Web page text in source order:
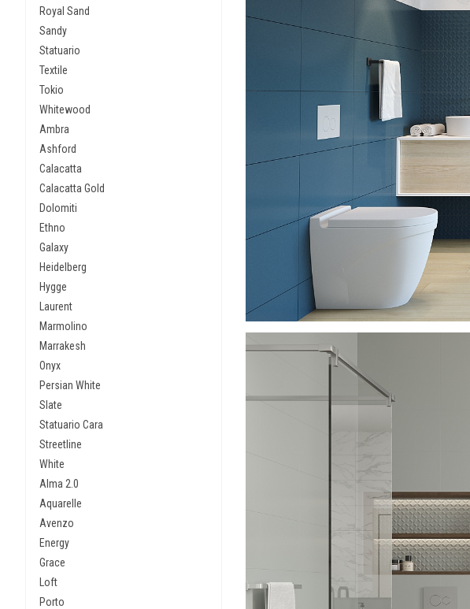
Royal Sand
Sandy
Statuario
Textile
Tokio
Whitewood
Ambra
Ashford
Calacatta
Calacatta Gold
Dolomiti
Ethno
Galaxy
Heidelberg
Hygge
Laurent
Marmolino
Marrakesh
Onyx
Persian White
Slate
Statuario Cara
Streetline
White
Alma 2.0
Aquarelle
Avenzo
Energy
Grace
Loft
Porto